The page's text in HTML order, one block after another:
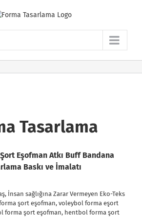
Tasarlama
Eşofman Atkı Buff Bandana
Baskı ve İmalatı
İnsan sağlığına Zarar Vermeyen Eko-Teks
şort eşofman, voleybol forma eşort
forma şort eşofman, hentbol forma şort